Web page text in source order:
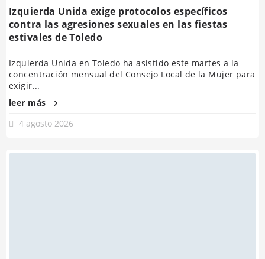
Izquierda Unida exige protocolos específicos
contra las agresiones sexuales en las fiestas
estivales de Toledo
Izquierda Unida en Toledo ha asistido este martes a la
concentración mensual del Consejo Local de la Mujer para
exigir...
leer más
4 agosto 2026